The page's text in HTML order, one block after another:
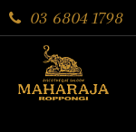
03 6804 1798